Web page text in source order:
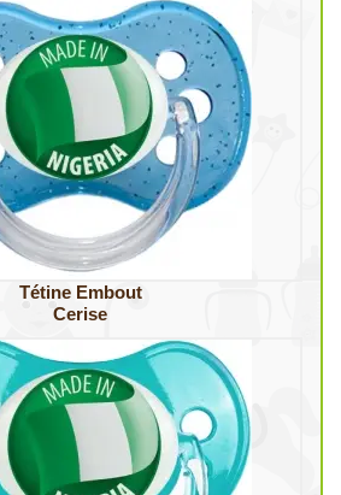
Tétine Embout
Cerise